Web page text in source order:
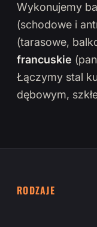
Wykonujemy
(schodowe i
(tarasowe,
francuskie
Łączymy stal
dębowym,
RODZAJE